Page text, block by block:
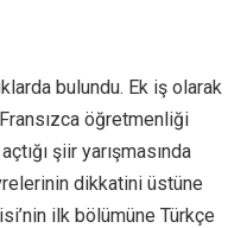
bulundu. Ek iş olarak
öğretmenliği
şiir yarışmasında
dikkatini üstüne
ilk bölümüne Türkçe